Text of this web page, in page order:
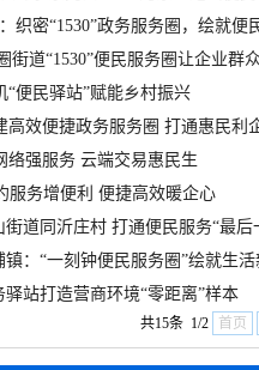
织密“1530”政务服务圈，绘就便
街道“1530”便民服务圈让企业群
便民驿站”赋能乡村振兴
效便捷政务服务圈 打通惠民利
络强服务 云端交易惠民生
服务增便利 便捷高效暖企心
街道同沂庄村 打通便民服务“最后
镇：“一刻钟便民服务圈”绘就生
驿站打造营商环境“零距离”样本
共15条 1/2 首页